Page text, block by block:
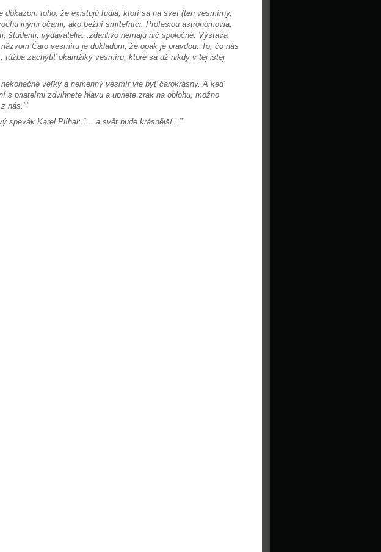
dôkazom toho, že existujú ľudia, ktorí sa na svet (ten vesmírny,
inými očami, ako bežní smrteľníci. Profesiou astronómovia,
študenti, vydavatelia...zdanlivo nemajú nič spoločné. Výstava
Čaro vesmíru je dokladom, že opak je pravdou. To, čo nás
túžba zachytiť okamžiky vesmíru, ktoré sa už nikdy v tej istej
veľký a nemenný vesmír vie byť čarokrásny. A keď
s priateľmi zdvihnete hlavu a upriete zrak na oblohu, možno
z nás.""
spevák Karel Plíhal: “… a svět bude krásnější...”